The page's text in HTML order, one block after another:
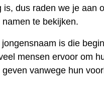
is, dus raden we je aan
te bekijken.
is die
mensen ervoor om
vanwege hun